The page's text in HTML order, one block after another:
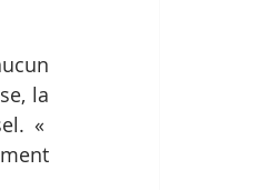
la
«